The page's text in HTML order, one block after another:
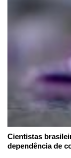
Cientistas
dependência de